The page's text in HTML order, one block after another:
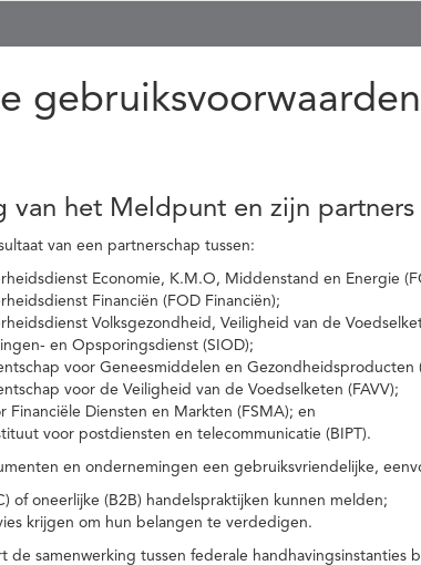
van het Meldpunt en zijn partners
van een partnerschap tussen:
Economie, K.M.O, Middenstand en Energie
Financiën (FOD Financiën);
Volksgezondheid, Veiligheid van de
en Opsporingsdienst (SIOD);
voor Geneesmiddelen en Gezondheidsproducten
voor de Veiligheid van de Voedselketen (FAVV);
Financiële Diensten en Markten (FSMA); en
voor postdiensten en telecommunicatie (BIPT).
en ondernemingen een gebruiksvriendelijke,
of oneerlijke (B2B) handelspraktijken kunnen melden;
krijgen om hun belangen te verdedigen.
samenwerking tussen federale handhavingsinstanties